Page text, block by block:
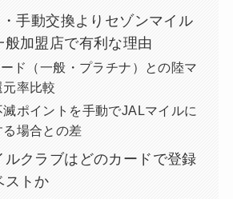
手動交換よりセゾンマイル
般加盟店で有利な理由
ド（一般・プラチナ）との陸マ
元率比較
滅ポイントを手動でJALマイルに
る場合との差
ルクラブはどのカードで登録
ストか